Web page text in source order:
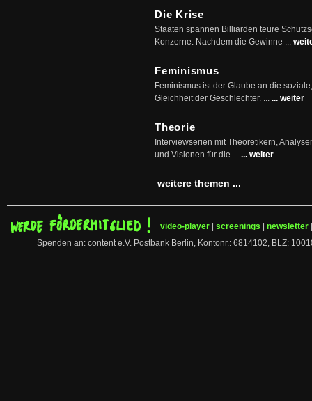
Die Krise
Staaten spannen Billiarden teure
Konzerne. Nachdem die Gewinne ...
Feminismus
Feminismus ist der Glaube an die
Gleichheit der Geschlechter. ... ... weiter
Theorie
Interviewserien mit Theoretikern,
und Visionen für die ... ... weiter
weitere themen ...
video-player screenings newsletter
Spenden an: content e.V. Postbank Berlin, Kontonr.: 6814102, BLZ: